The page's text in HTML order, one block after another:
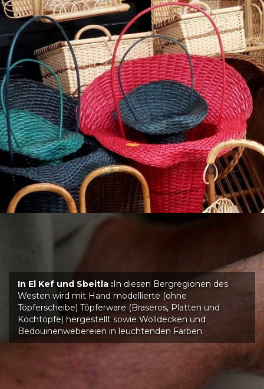
In El Kef und Sbeitla :In diesen Bergregionen des
Westen wird mit Hand modellierte (ohne
Töpferscheibe) Töpferware (Braseros, Platten und
Kochtöpfe) hergestellt sowie Wolldecken und
Bedouinenwebereien in leuchtenden Farben.